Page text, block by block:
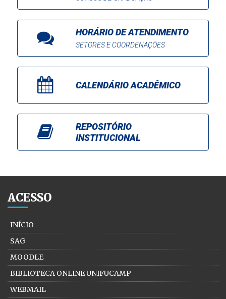
HORÁRIO DE ATENDIMENTO
SETORES E COORDENAÇÕES
CALENDÁRIO ACADÊMICO
REPOSITÓRIO
INSTITUCIONAL
ACESSO
INÍCIO
SAG
MOODLE
BIBLIOTECA ONLINE UNIFUCAMP
WEBMAIL